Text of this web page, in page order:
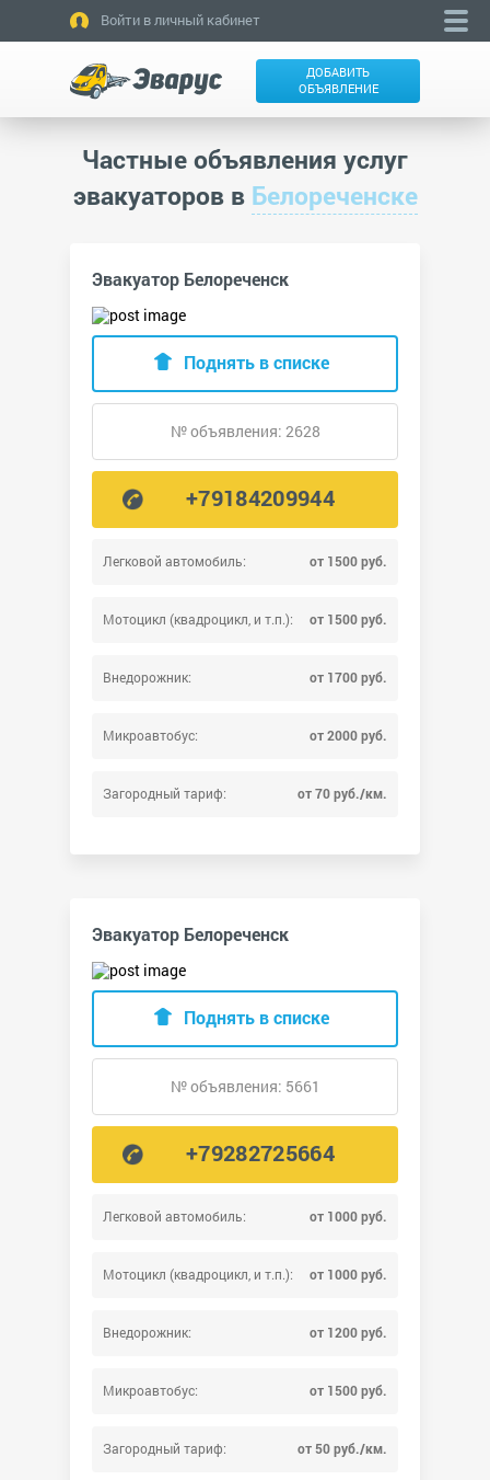
Войти в личный кабинет
ДОБАВИТЬ
ОБЪЯВЛЕНИЕ
Частные объявления услуг
эвакуаторов в Белореченске
Эвакуатор Белореченск
Легковой автомобиль: от 1500 руб.
Мотоцикл (квадроцикл, и т.п.): от 1500 руб.
Внедорожник: от 1700 руб.
Микроавтобус: от 2000 руб.
Загородный тариф: от 70 руб./км.
Поднять в списке
№ объявления: 2628
+79184209944
Эвакуатор Белореченск
Легковой автомобиль: от 1000 руб.
Мотоцикл (квадроцикл, и т.п.): от 1000 руб.
Внедорожник: от 1200 руб.
Микроавтобус: от 1500 руб.
Загородный тариф: от 50 руб./км.
Поднять в списке
№ объявления: 5661
+79282725664